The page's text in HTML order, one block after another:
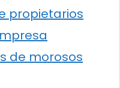
propietarios
de morosos